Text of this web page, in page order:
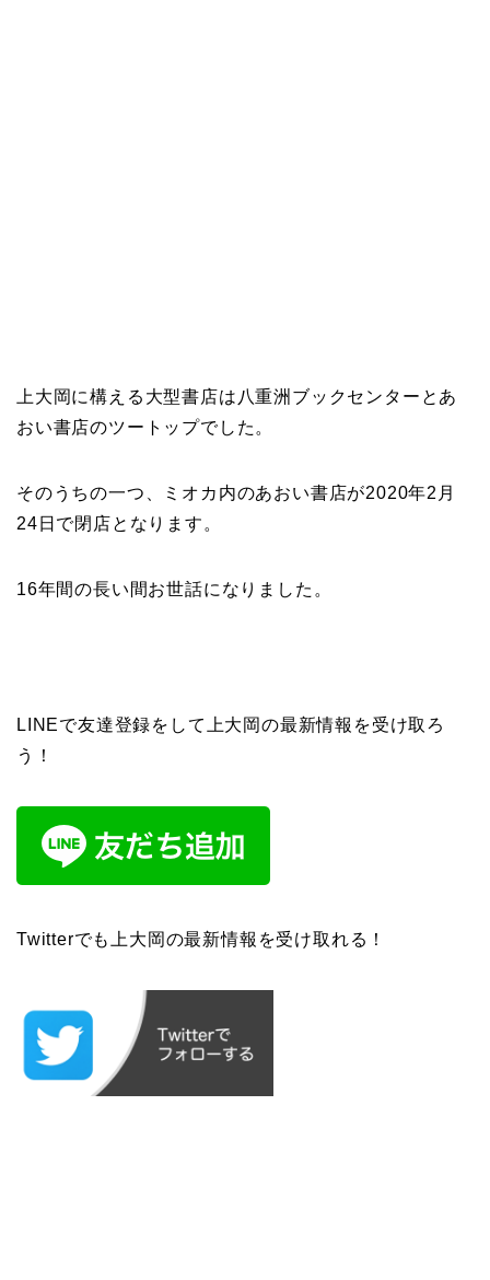
上大岡に構える大型書店は八重洲ブックセンターとあ
おい書店のツートップでした。
そのうちの一つ、ミオカ内のあおい書店が2020年2月
24日で閉店となります。
16年間の長い間お世話になりました。
LINEで友達登録をして上大岡の最新情報を受け取ろ
う！
Twitterでも上大岡の最新情報を受け取れる！